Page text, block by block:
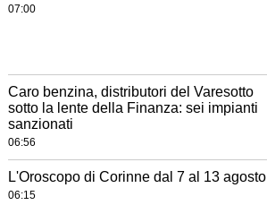
07:00
Caro benzina, distributori del Varesotto
sotto la lente della Finanza: sei impianti
sanzionati
06:56
L'Oroscopo di Corinne dal 7 al 13 agosto
06:15